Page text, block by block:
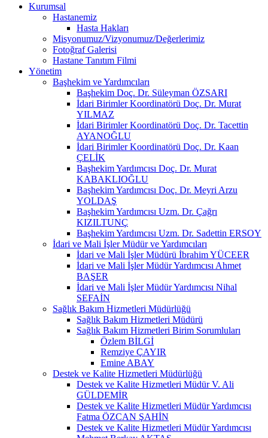
Kurumsal
Hastanemiz
Hasta Hakları
Misyonumuz/Vizyonumuz/Değerlerimiz
Fotoğraf Galerisi
Hastane Tanıtım Filmi
Yönetim
Başhekim ve Yardımcıları
Başhekim Doç. Dr. Süleyman ÖZSARI
İdari Birimler Koordinatörü Doç. Dr. Murat
YILMAZ
İdari Birimler Koordinatörü Doç. Dr. Tacettin
AYANOĞLU
İdari Birimler Koordinatörü Doç. Dr. Kaan
ÇELİK
Başhekim Yardımcısı Doç. Dr. Murat
KABAKLIOĞLU
Başhekim Yardımcısı Doç. Dr. Meyri Arzu
YOLDAŞ
Başhekim Yardımcısı Uzm. Dr. Çağrı
KIZILTUNÇ
Başhekim Yardımcısı Uzm. Dr. Sadettin ERSOY
İdari ve Mali İşler Müdür ve Yardımcıları
İdari ve Mali İşler Müdürü İbrahim YÜCEER
İdari ve Mali İşler Müdür Yardımcısı Ahmet
BAŞER
İdari ve Mali İşler Müdür Yardımcısı Nihal
SEFAİN
Sağlık Bakım Hizmetleri Müdürlüğü
Sağlık Bakım Hizmetleri Müdürü
Sağlık Bakım Hizmetleri Birim Sorumluları
Özlem BİLGİ
Remziye ÇAYIR
Emine ABAY
Destek ve Kalite Hizmetleri Müdürlüğü
Destek ve Kalite Hizmetleri Müdür V. Ali
GÜLDEMİR
Destek ve Kalite Hizmetleri Müdür Yardımcısı
Fatma ÖZCAN ŞAHİN
Destek ve Kalite Hizmetleri Müdür Yardımcısı